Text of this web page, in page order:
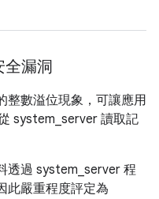
全漏洞
數溢位現象，可讓應用
system_server 讀取記
透過 system_server 程
此嚴重程度評定為